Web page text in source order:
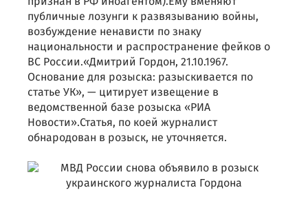
публичные лозунги к развязыванию войны,
возбуждение ненависти по знаку
национальности и распространение фейков о
ВС России.«Дмитрий Гордон, 21.10.1967.
Основание для розыска: разыскивается по
статье УК», — цитирует извещение в
ведомственной базе розыска «РИА
Новости».Статья, по коей журналист
обнародован в розыск, не уточняется.